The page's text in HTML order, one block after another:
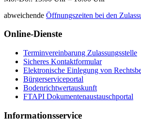
abweichende Öffnungszeiten bei den
Online-Dienste
Terminvereinbarung Zulassungsstelle
Sicheres Kontaktformular
Elektronische Einlegung von
Bürgerserviceportal
Bodenrichtwertauskunft
FTAPI Dokumentenaustauschportal
Informationsservice